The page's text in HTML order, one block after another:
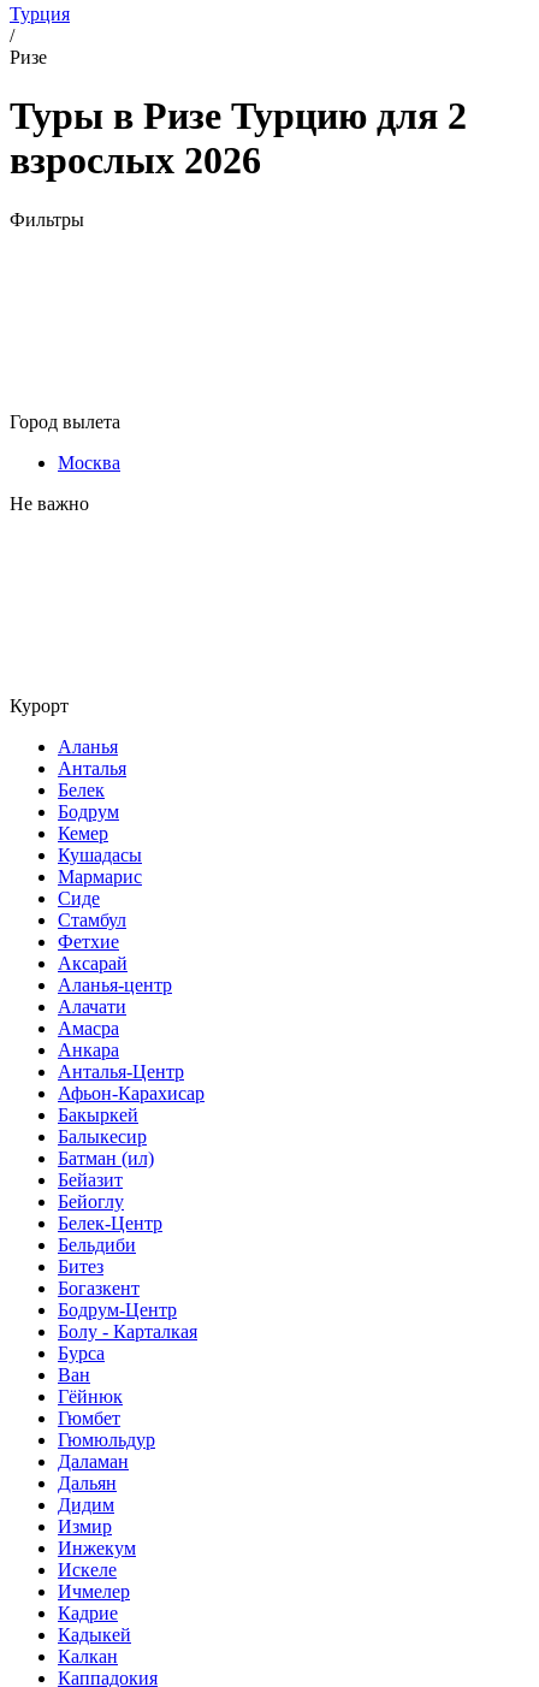
Турция
/
Ризе
Туры в Ризе Турцию для 2
взрослых 2026
Фильтры
Город вылета
Москва
Не важно
Курорт
Аланья
Анталья
Белек
Бодрум
Кемер
Кушадасы
Мармарис
Сиде
Стамбул
Фетхие
Аксарай
Аланья-центр
Алачати
Амасра
Анкара
Анталья-Центр
Афьон-Карахисар
Бакыркей
Балыкесир
Батман (ил)
Бейазит
Бейоглу
Белек-Центр
Бельдиби
Битез
Богазкент
Бодрум-Центр
Болу - Карталкая
Бурса
Ван
Гёйнюк
Гюмбет
Гюмюльдур
Даламан
Дальян
Дидим
Измир
Инжекум
Искеле
Ичмелер
Кадрие
Кадыкей
Калкан
Каппадокия